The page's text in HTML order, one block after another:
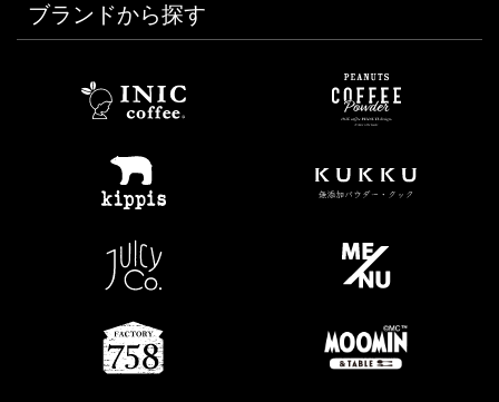
ブランドから探す